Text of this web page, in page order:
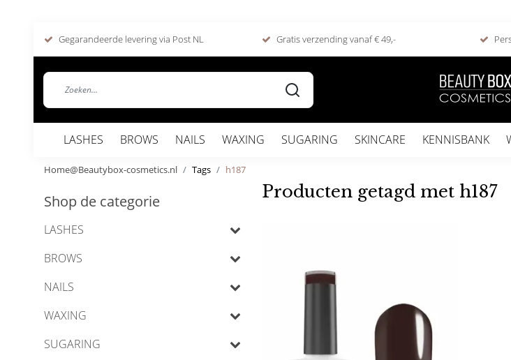
Gegarandeerde levering via Post NL Gratis verzending vanaf € 49,-
LASHES BROWS NAILS WAXING SUGARING SKINCARE KENNISBANK
Home@Beautybox-cosmetics.nl Tags h187
Shop de categorie
LASHES
BROWS
NAILS
WAXING
SUGARING
Producten getagd met h187